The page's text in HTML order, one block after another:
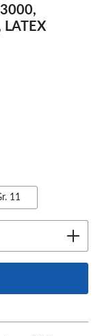
LATEX
11
Wert ein